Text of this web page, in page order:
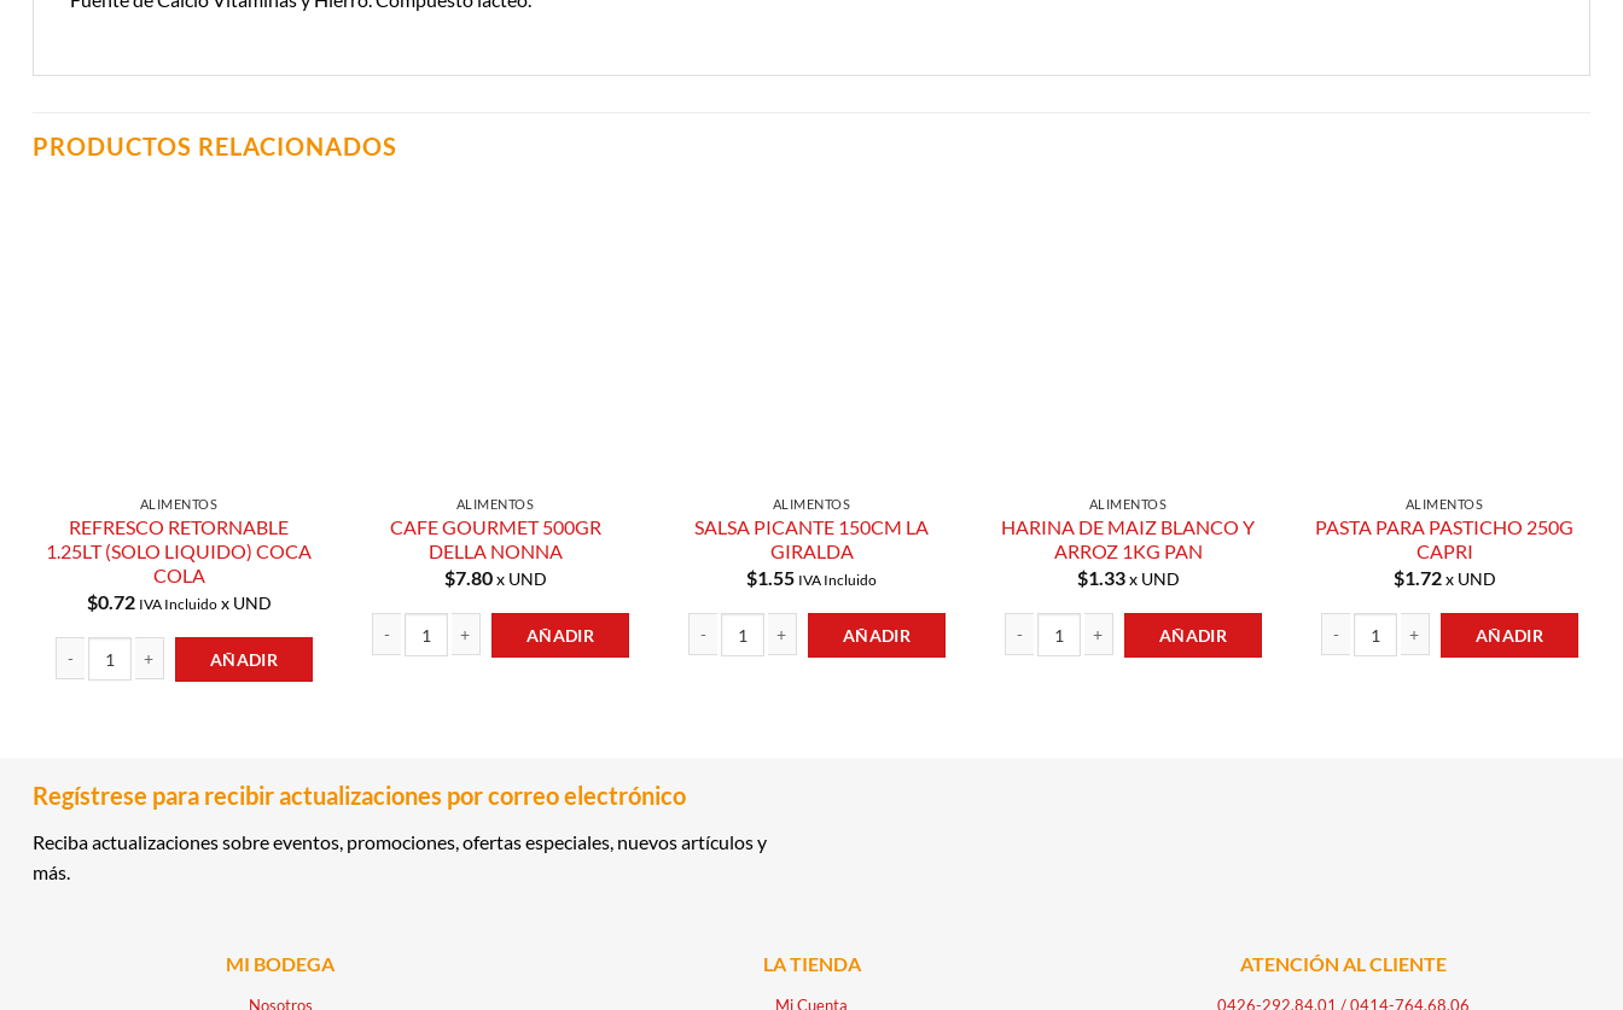
PRODUCTOS RELACIONADOS
ALIMENTOS
REFRESCO RETORNABLE
1.25LT (SOLO LIQUIDO) COCA
COLA
$0.72 IVA Incluidox UND
AÑADIR
ALIMENTOS
CAFE GOURMET 500GR
DELLA NONNA
$7.80x UND
AÑADIR
ALIMENTOS
SALSA PICANTE 150CM LA
GIRALDA
$1.55 IVA Incluido
AÑADIR
ALIMENTOS
HARINA DE MAIZ BLANCO Y
ARROZ 1KG PAN
$1.33x UND
AÑADIR
ALIMENTOS
PASTA PARA PASTICHO 250G
CAPRI
$1.72x UND
AÑADIR
Regístrese para recibir actualizaciones por correo electrónico
Reciba actualizaciones sobre eventos, promociones, ofertas especiales, nuevos artículos y
más.
MI BODEGA
Nosotros
LA TIENDA
Mi Cuenta
ATENCIÓN AL CLIENTE
0426-292.84.01 /0414-764.68.06